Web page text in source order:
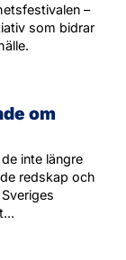
–
som bidrar
om
inte längre
redskap och